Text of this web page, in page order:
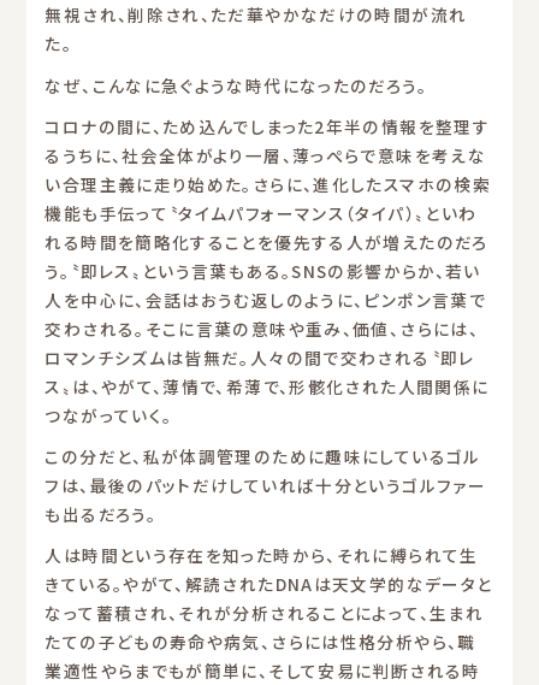
無視され、削除され、ただ華やかなだけの時間が流れ
た。
なぜ、こんなに急ぐような時代になったのだろう。
コロナの間に、ため込んでしまった2年半の情報を整理す
るうちに、社会全体がより一層、薄っぺらで意味を考えな
い合理主義に走り始めた。さらに、進化したスマホの検索
機能も手伝って〝タイムパフォーマンス（タイパ）〟といわ
れる時間を簡略化することを優先する人が増えたのだろ
う。〝即レス〟という言葉もある。SNSの影響からか、若い
人を中心に、会話はおうむ返しのように、ピンポン言葉で
交わされる。そこに言葉の意味や重み、価値、さらには、
ロマンチシズムは皆無だ。人々の間で交わされる〝即レ
ス〟は、やがて、薄情で、希薄で、形骸化された人間関係に
つながっていく。
この分だと、私が体調管理のために趣味にしているゴル
フは、最後のパットだけしていれば十分というゴルファー
も出るだろう。
人は時間という存在を知った時から、それに縛られて生
きている。やがて、解読されたDNAは天文学的なデータと
なって蓄積され、それが分析されることによって、生まれ
たての子どもの寿命や病気、さらには性格分析やら、職
業適性やらまでもが簡単に、そして安易に判断される時